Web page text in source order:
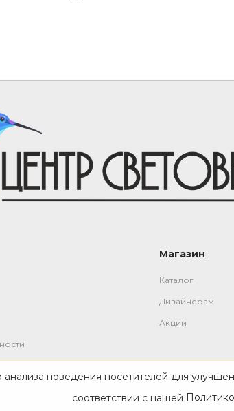
Магазин
Каталог
Дизайнерам
Акции
анализа поведения посетителей для
соответствии с нашей